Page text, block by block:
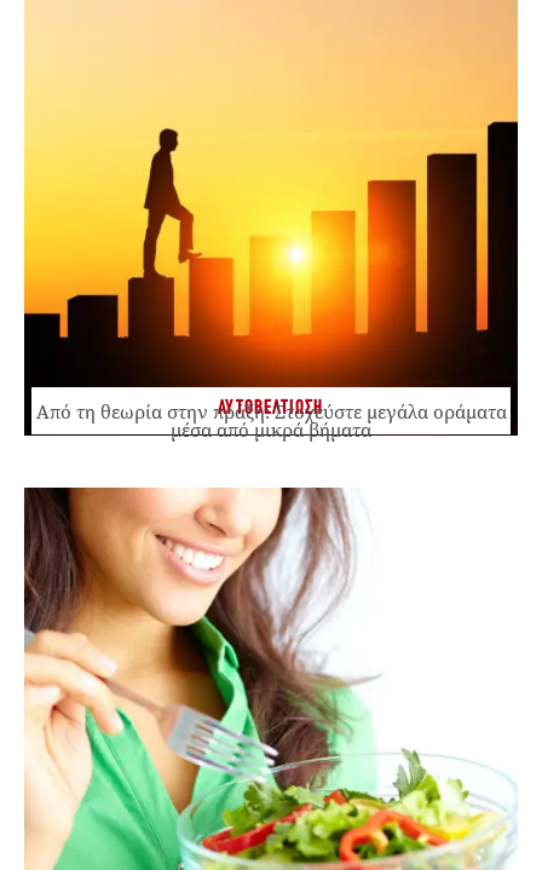
ΑΥΤΟΒΕΛΤΙΩΣΗ
Από τη θεωρία στην πράξη: Στοχεύστε μεγάλα οράματα
μέσα από μικρά βήματα